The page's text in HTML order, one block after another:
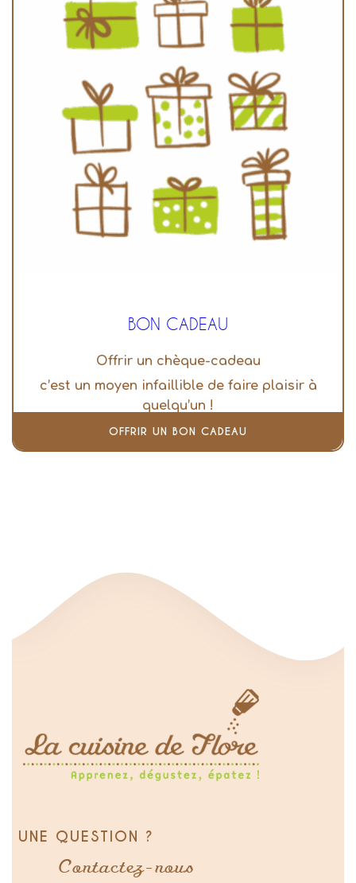
BON CADEAU
Offrir un chèque-cadeau
c’est un moyen infaillible de faire plaisir à
quelqu’un !
OFFRIR UN BON CADEAU
UNE QUESTION ?
Contactez-nous